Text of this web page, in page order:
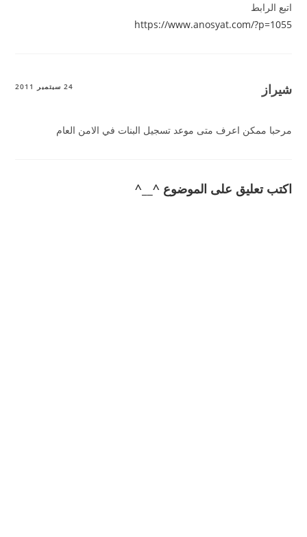
اتبع الرابط
https://www.anosyat.com/?p=1055
شيراز 24 سبتمبر 2011
مرحبا ممكن اعرف متى موعد تسجيل البنات في الامن العام
اكتب تعليق على الموضوع ^__^